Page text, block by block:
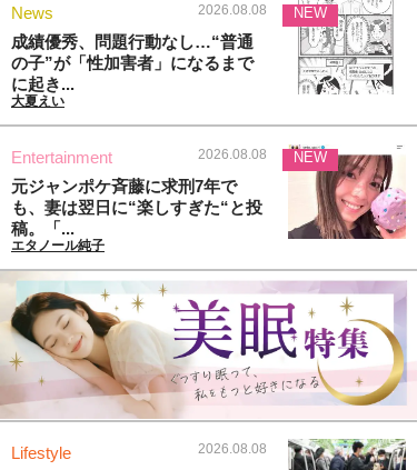
News 2026.08.08
成績優秀、問題行動なし…“普通
の子”が「性加害者」になるまで
に起き...
大夏えい
NEW
Entertainment 2026.08.08
元ジャンポケ斉藤に求刑7年で
も、妻は翌日に“楽しすぎた“と投
稿。「...
エタノール純子
NEW
Lifestyle 2026.08.08